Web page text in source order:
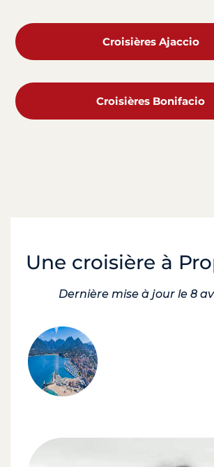
Croisières Ajaccio
Croisières Bonifacio
Une croisière à
Dernière mise à jour le 8